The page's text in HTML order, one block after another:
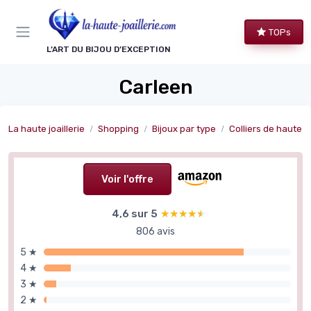
L’ART DU BIJOU D’EXCEPTION
TOPs
Carleen
La haute joaillerie Shopping Bijoux par type Colliers de haute
Voir l'offre
4,6 sur 5 ★★★★★
★★★★★
806 avis
5 ★
4 ★
3 ★
2 ★
Panneau de gestion des cookies